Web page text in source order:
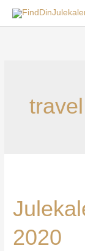
travel
2020
ham
2020
Menu
Menu
Menu